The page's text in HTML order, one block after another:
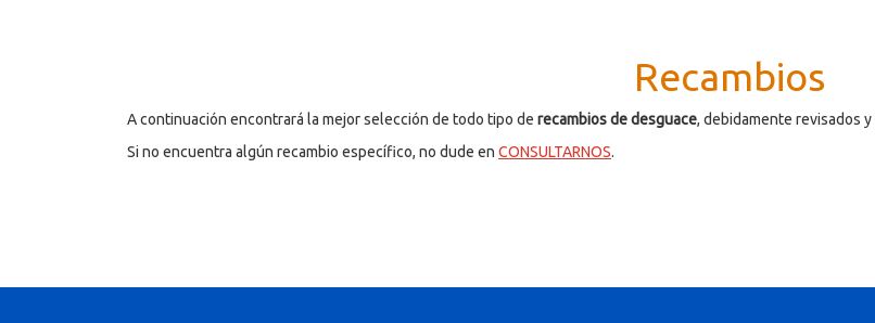
Recambios
A continuación encontrará la mejor selección de todo tipo de recambios de desguace, debidamente revisados
Si no encuentra algún recambio específico, no dude en CONSULTARNOS.